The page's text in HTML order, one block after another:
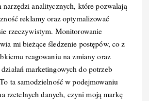
narzędzi analitycznych, które pozwalają
reklamy oraz optymalizować
rzeczywistym. Monitorowanie
mi bieżące śledzenie postępów, co z
reagowaniu na zmiany oraz
marketingowych do potrzeb
ta samodzielność w podejmowaniu
rzetelnych danych, czyni moją markę